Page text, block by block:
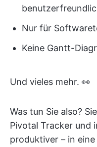
Nur für
Keine Gantt-
Und vieles mehr. 👀
Was tun Sie also?
Pivotal Tracker und
produktiver – in